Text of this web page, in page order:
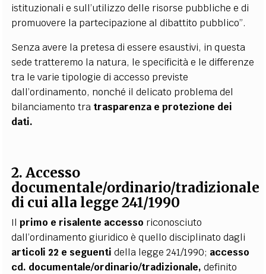
istituzionali e sull’utilizzo delle risorse pubbliche e di
promuovere la partecipazione al dibattito pubblico”.
Senza avere la pretesa di essere esaustivi, in questa
sede tratteremo la natura, le specificità e le differenze
tra le varie tipologie di accesso previste
dall’ordinamento, nonché il delicato problema del
bilanciamento tra trasparenza e protezione dei
dati.
2. Accesso
documentale/ordinario/tradizionale
di cui alla legge 241/1990
Ilprimo e risalente accesso riconosciuto
dall’ordinamento giuridico è quello disciplinato dagli
articoli 22 e seguenti della legge 241/1990; accesso
cd. documentale/ordinario/tradizionale, definito